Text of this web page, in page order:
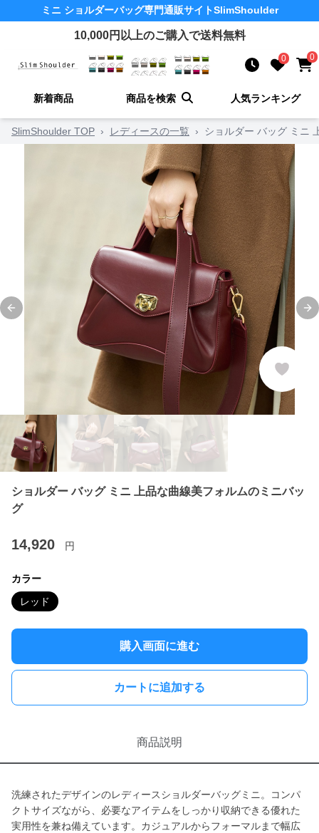
ミニ ショルダーバッグ専門通販サイトSlimShoulder
10,000円以上のご購入で送料無料
0 0
新着商品 商品を検索 人気ランキング
SlimShoulder TOP › レディースの一覧 › ショルダー バッグ ミニ
Previous slide
ショルダー バッグ ミニ 上品な曲線美フォルムのミニバッ
グ
14,920 円
カラー
レッド
購入画面に進む
カートに追加する
商品説明
洗練されたデザインのレディースショルダーバッグミニ。コンパ
クトサイズながら、必要なアイテムをしっかり収納できる優れた
実用性を兼ね備えています。カジュアルからフォーマルまで幅広